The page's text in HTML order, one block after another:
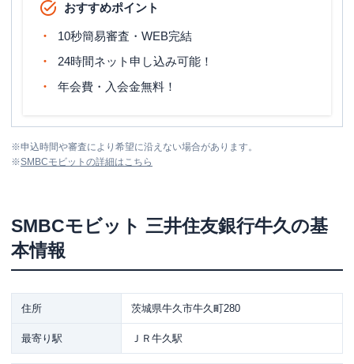
おすすめポイント
10秒簡易審査・WEB完結
24時間ネット申し込み可能！
年会費・入会金無料！
※申込時間や審査により希望に沿えない場合があります。
※SMBCモビット の詳細はこちら
SMBCモビット 三井住友銀行牛久の基
本情報
住所 茨城県牛久市牛久町280
最寄り駅 ＪＲ牛久駅